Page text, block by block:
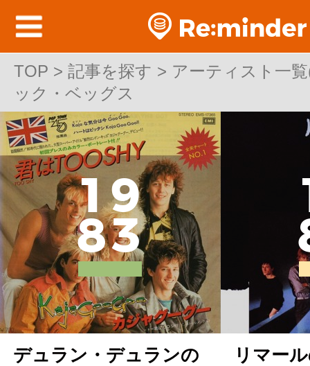
TOP > 記事を探す > アーティスト一
ック・ベッグス
TOP > 記事を探す > アーティスト一
ック・ベッグス
19
83
デュラン・デュランの
リマー